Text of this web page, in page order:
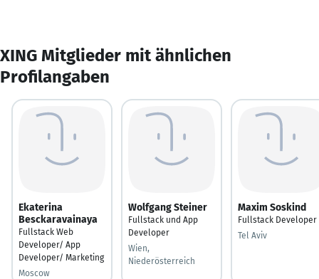
XING Mitglieder mit ähnlichen
Profilangaben
Ekaterina
Besckaravainaya
Fullstack Web
Developer/ App
Developer/ Marketing
Moscow
Wolfgang Steiner
Fullstack und App
Developer
Wien,
Niederösterreich
Maxim Soskind
Fullstack Developer
Tel Aviv